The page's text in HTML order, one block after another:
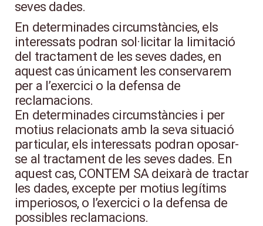
seves dades.
En determinades circumstàncies, els
interessats podran sol·licitar la limitació
del tractament de les seves dades, en
aquest cas únicament les conservarem
per a l’exercici o la defensa de
reclamacions.
En determinades circumstàncies i per
motius relacionats amb la seva situació
particular, els interessats podran oposar-
se al tractament de les seves dades. En
aquest cas, CONTEM SA deixarà de tractar
les dades, excepte per motius legítims
imperiosos, o l’exercici o la defensa de
possibles reclamacions.